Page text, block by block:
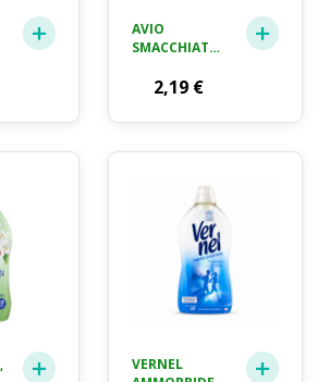
AVIO
SMACCHIATORE
2,19 €
VERNEL